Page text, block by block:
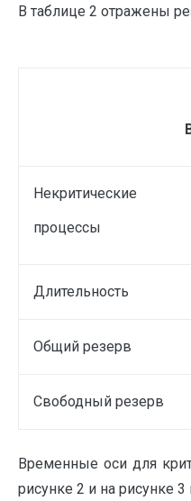
В таблице 2 отражены
Некритические
процессы
Длительность
Общий резерв
Свободный резерв
Временные оси для
рисунке 2 и на рисунке